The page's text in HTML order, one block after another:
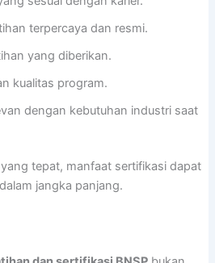
terpercaya dan resmi.
yang diberikan.
kualitas program.
dengan kebutuhan industri saat
tepat, manfaat sertifikasi dapat
jangka panjang.